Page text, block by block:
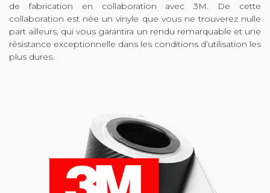
de fabrication en collaboration avec 3M. De cette
collaboration est née un vinyle que vous ne trouverez nulle
part ailleurs, qui vous garantira un rendu remarquable et une
résistance exceptionnelle dans les conditions d’utilisation les
plus dures.